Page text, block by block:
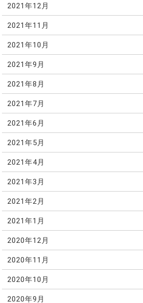
2021年12月
2021年11月
2021年10月
2021年9月
2021年8月
2021年7月
2021年6月
2021年5月
2021年4月
2021年3月
2021年2月
2021年1月
2020年12月
2020年11月
2020年10月
2020年9月